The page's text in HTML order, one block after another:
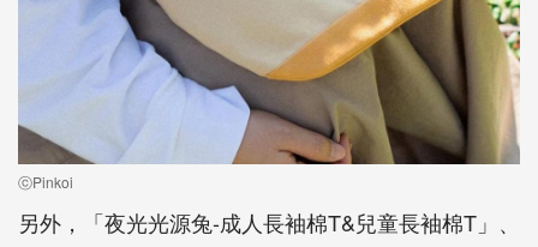
ⓒPinkoi
另外，「夜光光源兔-成人長袖棉T&兒童長袖棉T」、